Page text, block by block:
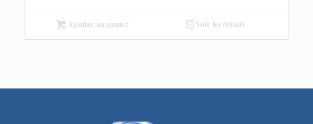
Ajouter au panier Voir les détails